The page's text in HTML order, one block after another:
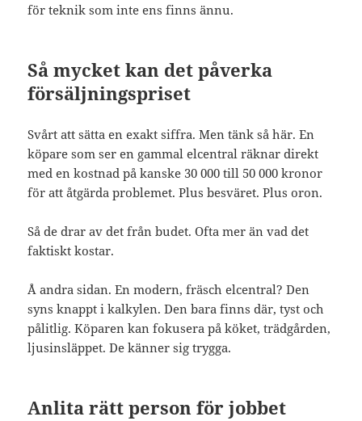
för teknik som inte ens finns ännu.
Så mycket kan det påverka
försäljningspriset
Svårt att sätta en exakt siffra. Men tänk så här. En
köpare som ser en gammal elcentral räknar direkt
med en kostnad på kanske 30 000 till 50 000 kronor
för att åtgärda problemet. Plus besväret. Plus oron.
Så de drar av det från budet. Ofta mer än vad det
faktiskt kostar.
Å andra sidan. En modern, fräsch elcentral? Den
syns knappt i kalkylen. Den bara finns där, tyst och
pålitlig. Köparen kan fokusera på köket, trädgården,
ljusinsläppet. De känner sig trygga.
Anlita rätt person för jobbet